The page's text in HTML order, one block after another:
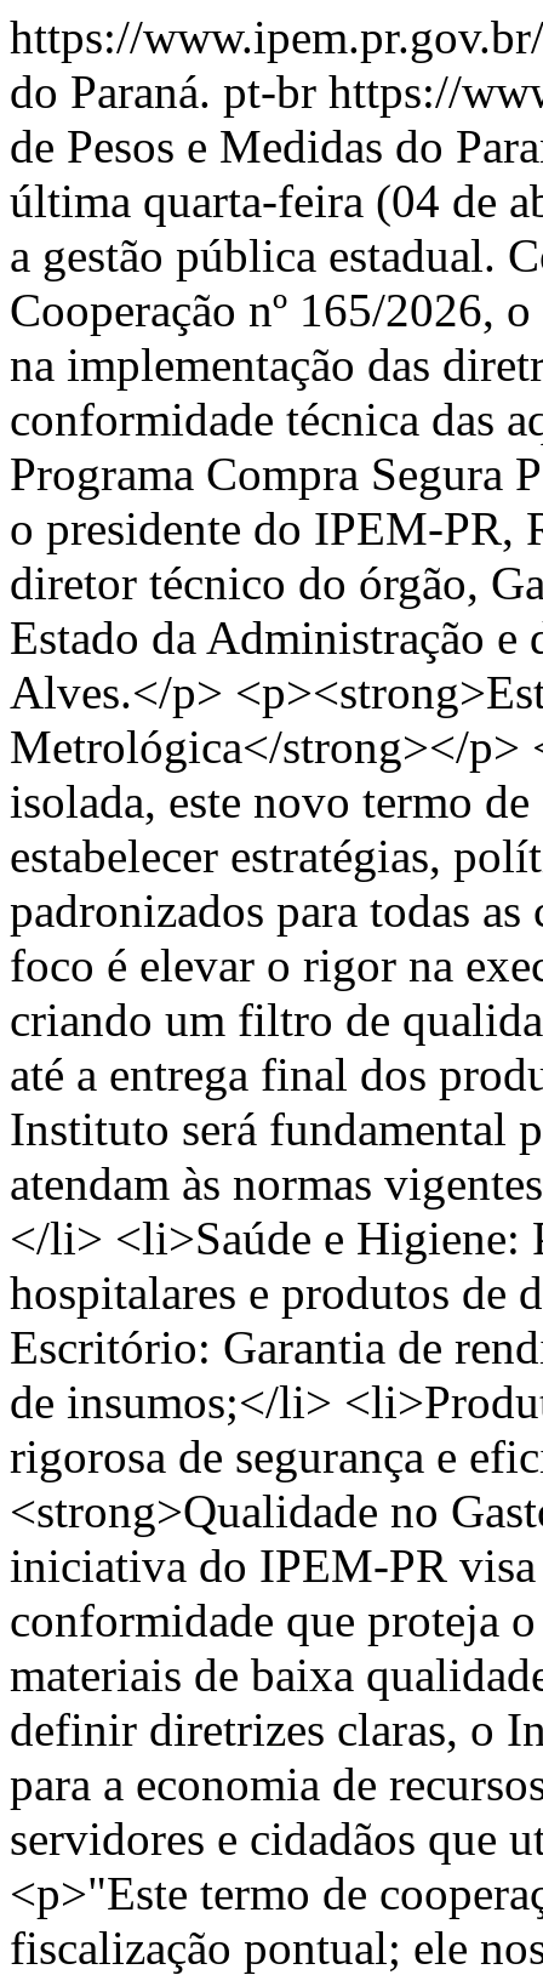
https://
do Paraná. pt-br https://
de Pesos e Medidas do
última quarta-feira (04 de
a gestão pública estadual.
Cooperação nº 165/2026,
na implementação das
conformidade técnica das
Programa Compra Segura
o presidente do IPEM-PR,
diretor técnico do órgão,
Estado da Administração
Alves.</p>
Metrológica</strong></p>
isolada, este novo termo
estabelecer estratégias,
padronizados para todas
foco é elevar o rigor na
criando um filtro de
até a entrega final dos
Instituto será fundamental
atendam às normas
</li> <li>Saúde e Higiene:
hospitalares e produtos de
Escritório: Garantia de
de insumos;</li>
rigorosa de segurança e
<strong>Qualidade no
iniciativa do IPEM-PR
conformidade que proteja
materiais de baixa
definir diretrizes claras, o
para a economia de
servidores e cidadãos que
<p>"Este termo de
fiscalização pontual; ele